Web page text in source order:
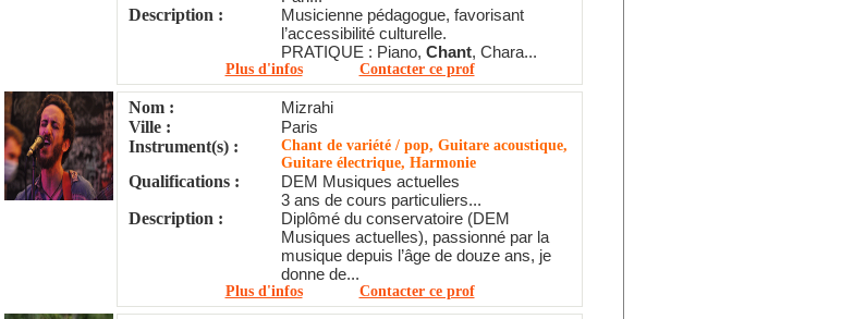
Description :
Musicienne pédagogue, favorisant
l’accessibilité culturelle.
PRATIQUE : Piano, Chant, Chara...
Plus d'infos Contacter ce prof
Nom :
Mizrahi
Ville :
Paris
Instrument(s) :
Chant de variété / pop, Guitare acoustique,
Guitare électrique, Harmonie
Qualifications :
DEM Musiques actuelles
3 ans de cours particuliers...
Description :
Diplômé du conservatoire (DEM
Musiques actuelles), passionné par la
musique depuis l’âge de douze ans, je
donne de...
Plus d'infos Contacter ce prof